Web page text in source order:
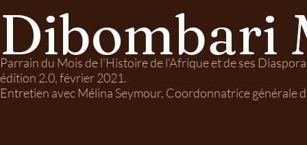
Dibombari
Parrain du Mois de l'Histoire de l'Afrique et de ses
édition 2.0, février 2021.
Entretien avec Mélina Seymour, Coordonnatrice générale